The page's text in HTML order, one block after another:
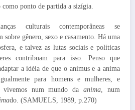
ponto de partida a sizígia.
culturais contemporâneas se
sobre gênero, sexo e casamento. Há uma
e talvez as lutas sociais e políticas
contribuam para isso. Penso que
a idéia de que o animus e a anima
para homens e mulheres, e
vivemos num mundo daanima , num
do. (SAMUELS, 1989, p.270)